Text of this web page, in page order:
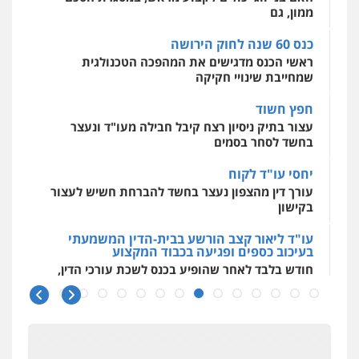
לעורכי דין
עו"ד ד"ר אבי שקד
עבירות כלכליות
0544385337
חקירות פרטיות
אישות
איתורים
ניר קידר – צלם
צילום עורכי דין שירותים מקצועיים לעורכי
0504578527
עצור בתיק ניסיון רצח קיבל חבילה מעו"ד ונעצר
בחשד לסחר בסמים
עורך דין מהצפון נעצר בחשד להברחת חשיש לעצור
בקישון
בעיכוב כספים ופגיעה בכבוד המקצוע
חודש בלבד לאחר שהופיע בכנס לשכת עורכי הדין,
קצב הורשע
10 מיליון
עורך-דין חשוד בהעלמת הכנסות והתחמקות ממס
רכישה